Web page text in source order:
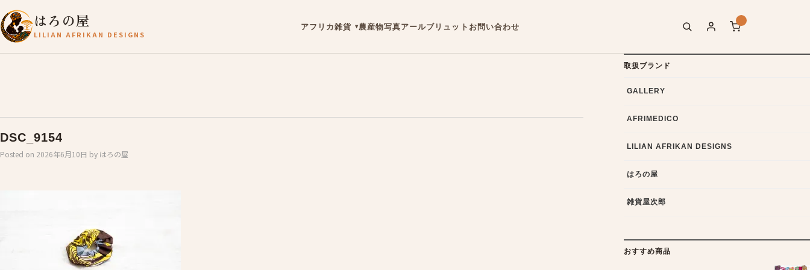
はろの屋
LILIAN AFRIKAN DESIGNS
アフリカ雑貨 農産物写真アールブリュット お問い合わせ
DSC_9154
Posted on 2026年6月10日 by はろの屋
取扱ブランド
GALLERY
AFRIMEDICO
LILIAN AFRIKAN DESIGNS
はろの屋
雑貨屋次郎
おすすめ商品